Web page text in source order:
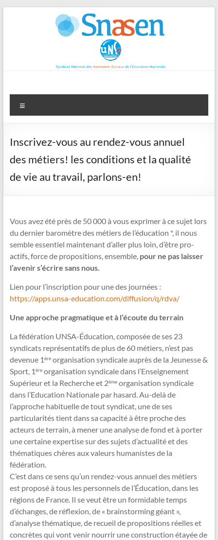
Inscrivez-vous au rendez-vous annuel
des métiers! les conditions et la qualité
de vie au travail, parlons-en!
Vous avez été près de 50 000 à vous exprimer à ce sujet lors
du dernier baromètre des métiers de l’éducation *, il nous
semble essentiel maintenant d’aller plus loin, d’être pro-
actifs, force de propositions, ensemble, pour ne pas laisser
l’avenir s’écrire sans nous.
Lien pour l’inscription pour une des journées :
https://apps.unsa-education.com/diffusion/q/rdva/
Une approche pragmatique et à l’écoute du terrain
La fédération UNSA-Éducation, composée de ses 23
syndicats représentatifs de plus de 60 métiers, n’est pas
devenue 1èreorganisation syndicale auprès de la Jeunesse &
Sport, 1èreorganisation syndicale dans l’Enseignement
Supérieur et la Recherche et 2èmeorganisation syndicale
dans l’Education Nationale par hasard. Au-delà de
l’approche habituelle de tout syndicat, une de ses
particularités tient dans sa capacité à être proche des
acteurs de terrain, à mener une analyse de fond et à porter
une certaine expertise sur des sujets d’actualité et des
thématiques chères aux valeurs humanistes de la
fédération.
C’est dans ce sens qu’un rendez-vous annuel des métiers
est proposé à tous les personnels de l’Éducation, dans les
régions de France. Il se veut être un formidable temps
d’échanges, de réflexion, de « brainstorming géant »,
d’analyse thématique, de recueil de propositions réelles et
concrètes qui vont venir nourrir une construction étayée de